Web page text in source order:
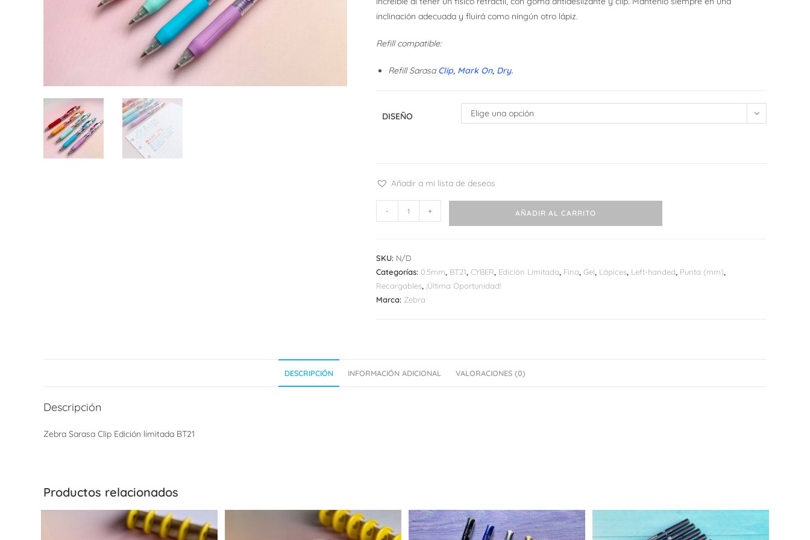
inclinación adecuada y fluirá como ningún otro lápiz.
Refill compatible:
Refill Sarasa Clip, Mark On, Dry.
DISEÑO Elige una opción
Añadir a mi lista de deseos
Sarasa
cantidad
- + AÑADIR AL CARRITO
SKU: N/D
Categorías: 0.5mm, BT21, CYBER, Edición Limitada, Fina, Gel, Lápices, Left-handed, Punta (mm),
Recargables, ¡Última Oportunidad!
Marca: Zebra
DESCRIPCIÓN INFORMACIÓN ADICIONAL VALORACIONES (0)
Descripción
Zebra Sarasa Clip Edición limitada BT21
Productos relacionados